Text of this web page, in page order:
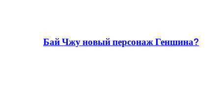
Бай Чжу новый персонаж Геншина?